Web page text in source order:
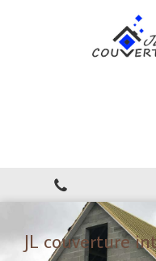
JL couverture